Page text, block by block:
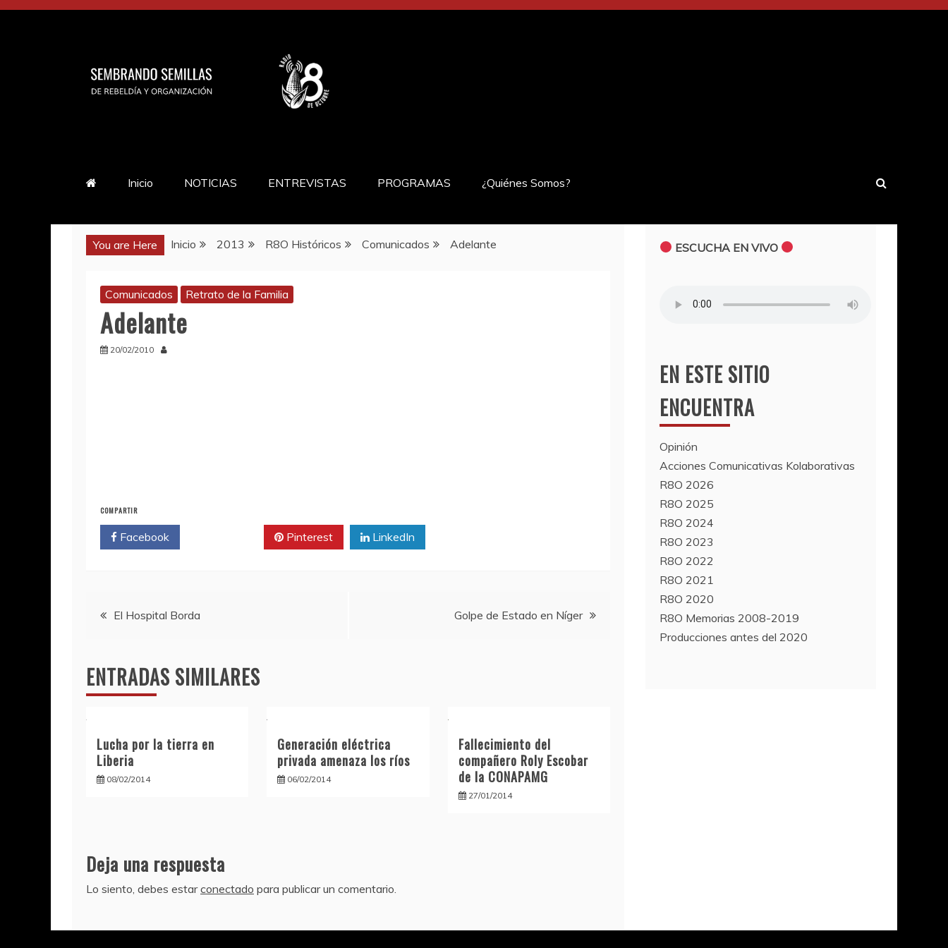
Saltar
Inicio NOTICIAS ENTREVISTAS PROGRAMAS ¿Quiénes Somos?
You are Here Inicio 2013 R8O Históricos Comunicados Adelante
Comunicados Retrato de la Familia
Adelante
20/02/2010
COMPARTIR
Facebook Pinterest LinkedIn
Navegación
entradas
El Hospital Borda Golpe de Estado en Níger
ENTRADAS SIMILARES
Lucha por la tierra en
Liberia
08/02/2014
Generación eléctrica
privada amenaza los ríos
06/02/2014
Fallecimiento del
compañero Roly Escobar
de la CONAPAMG
27/01/2014
Deja una respuesta
Lo siento, debes estarconectado para publicar un comentario.
ESCUCHA EN VIVO
EN ESTE SITIO
ENCUENTRA
Opinión
Acciones Comunicativas Kolaborativas
R8O 2026
R8O 2025
R8O 2024
R8O 2023
R8O 2022
R8O 2021
R8O 2020
R8O Memorias 2008-2019
Producciones antes del 2020